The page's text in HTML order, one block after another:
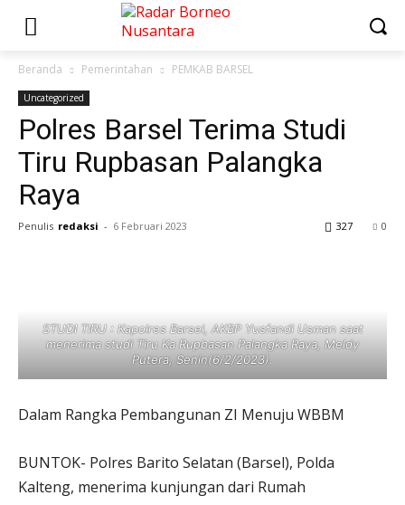
Beranda Pemerintahan PEMKAB BARSEL
Uncategorized
Polres Barsel Terima Studi
Tiru Rupbasan Palangka
Raya
Penulis redaksi - 6 Februari 2023 0
327
STUDI TIRU : Kapolres Barsel, AKBP Yusfandi Usman saat
menerima studi Tiru Ka Rupbasan Palangka Raya, Meldy
Putera, Senin(6/2/2023).
Dalam Rangka Pembangunan ZI Menuju WBBM
BUNTOK- Polres Barito Selatan (Barsel), Polda
Kalteng, menerima kunjungan dari Rumah